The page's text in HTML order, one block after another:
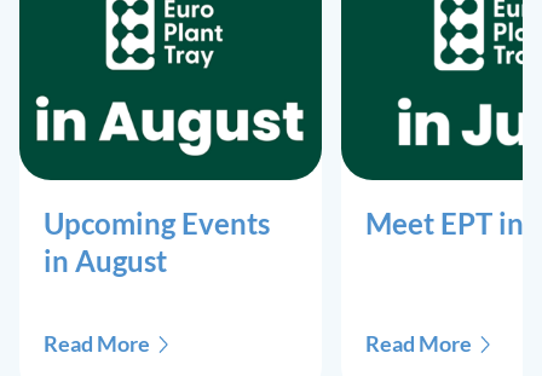
Upcoming Events
in August
Read More
Meet EPT in
Read More